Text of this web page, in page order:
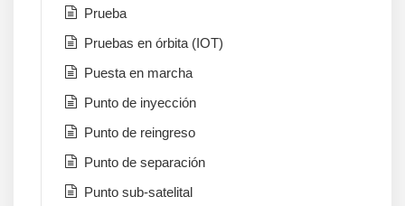
Prueba
Pruebas en órbita (IOT)
Puesta en marcha
Punto de inyección
Punto de reingreso
Punto de separación
Punto sub-satelital